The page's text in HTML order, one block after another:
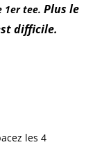
1er tee. Plus le
difficile.
les 4